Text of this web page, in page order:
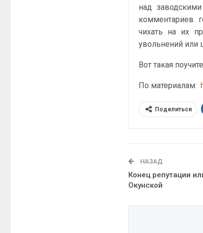
над
комментариев
чихать на их
увольнений или
Вот такая
По материалам:
Поделиться
НАЗАД
Конец репутации
Окунской